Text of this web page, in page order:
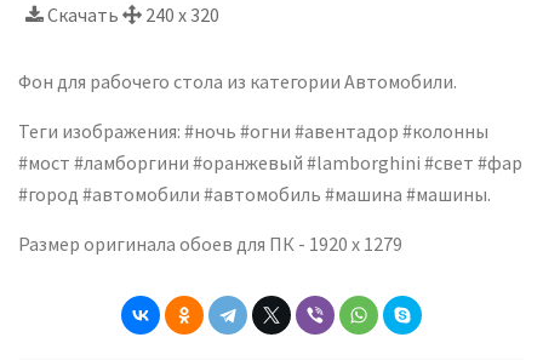
Скачать
240 x 320
Фон для рабочего стола из категории Автомобили.
Теги изображения: #ночь #огни #авентадор #колонны
#мост #ламборгини #оранжевый #lamborghini #свет #фар
#город #автомобили #автомобиль #машина #машины.
Размер оригинала обоев для ПК - 1920 x 1279